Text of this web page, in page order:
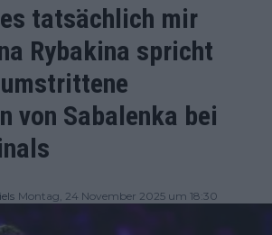
tatsächlich mir
Rybakina spricht
von Sabalenka bei
Montag, 24 November 2025 um 18:30